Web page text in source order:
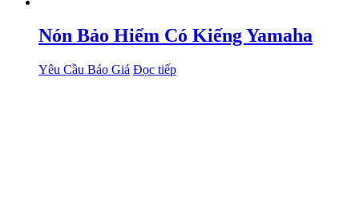
Nón Bảo Hiểm Có Kiếng Yamaha
Yêu Cầu Báo Giá Đọc tiếp